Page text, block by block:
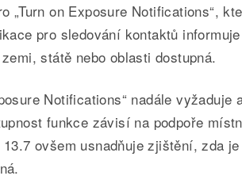
„Turn on Exposure Notifications“,
pro sledování kontaktů
státě nebo oblasti dostupná.
Notifications“ nadále vyžaduje
funkce závisí na podpoře
ovšem usnadňuje zjištění, zda